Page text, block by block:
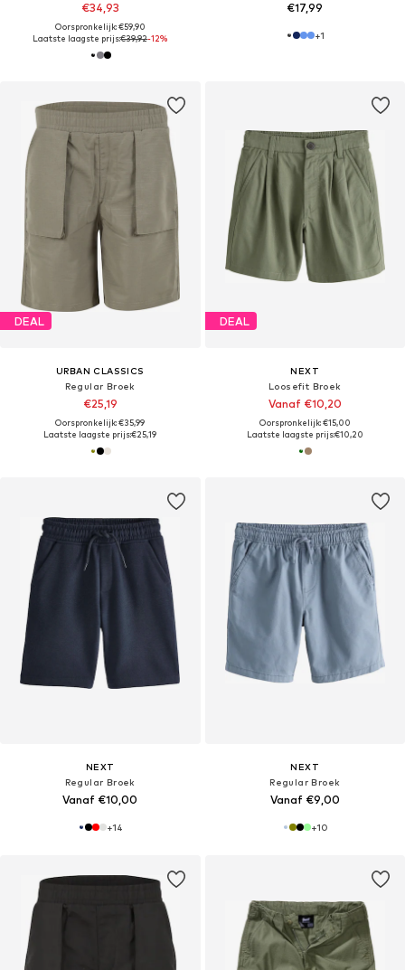
€34,93
Oorspronkelijk: €59,90
Laatste laagste prijs:€39,92-12%
€17,99
+1
DEAL
URBAN CLASSICS
Regular Broek
€25,19
Oorspronkelijk: €35,99
Laatste laagste prijs:€25,19
DEAL
NEXT
Loosefit Broek
Vanaf €10,20
Oorspronkelijk: €15,00
Laatste laagste prijs:€10,20
NEXT
Regular Broek
Vanaf €10,00
+14
NEXT
Regular Broek
Vanaf €9,00
+10